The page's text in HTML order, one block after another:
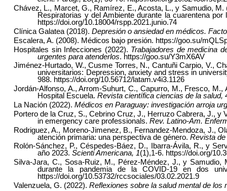
Chávez, L., Marcet, G., Ramírez, E., Acosta, L., y Samudio, M.
Respiratorias y del Ambiente durante la cuarentena
https://doi.org/10.18004/rspp.2021.junio.74
Clínica Galatea (2018).Depresión o ansiedad en médicos.
Escalera, A. (2008). Médicos bajo presión. https://goo.su/
Hospitales sin Infecciones (2022). Trabajadores de medicina
urgentes para atenderlos. https://goo.su/Y3mX6AV
Jiménez-Hurtado, W., Cusme Torres, N., Cantuñi Carpio, V.,
universitarios: Depression, anxiety and stress in
988. https://doi.org/10.56712/latam.v4i3.1126
Jordán-Alfonso, A., Arrom-Suhurt, C., Capurro, M., Fresco,
Hospital Escuela.Revista científica ciencias de la salud,
La Nación (2022).Médicos en Paraguay: investigación arroja
Portero de la Cruz, S., Cebrino Cruz, J., Herruzo Cabrera, J., y
in emergency care professionals.Rev. Latino-Am.
Rodriguez, A., Moreno-Jimenez, B., Fernandez-Mendoza, J.,
atención primaria: una perspectiva de género.Revista
Rolón-Sánchez, P., Céspedes-Báez, D., Ibarra-Ávila, R., y
año 2023.Scienti Americana, 1(1),1-6. https://doi.org/
Silva-Jara, C., Sosa-Ruiz, M., Pérez-Méndez, J., y Samudio,
durante la pandemia de la COVID-19 en dos
https://doi.org/10.53732/rccsociales/03.02.2021.9
Valenzuela, G. (2022).Reflexiones sobre la salud mental de los